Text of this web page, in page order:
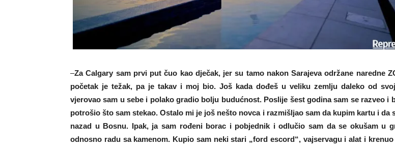
–Za Calgary sam prvi put čuo kao dječak, jer su tamo nakon Sarajeva održane naredne
početak je težak, pa je takav i moj bio. Još kada dođeš u veliku zemlju daleko od
vjerovao sam u sebe i polako gradio bolju budućnost. Poslije šest godina sam se razveo i
potrošio što sam stekao. Ostalo mi je još nešto novca i razmišljao sam da kupim kartu i da
nazad u Bosnu. Ipak, ja sam rođeni borac i pobjednik i odlučio sam da se okušam u
odnosno radu sa kamenom. Kupio sam neki stari „ford escord“, vajservagu i alat i